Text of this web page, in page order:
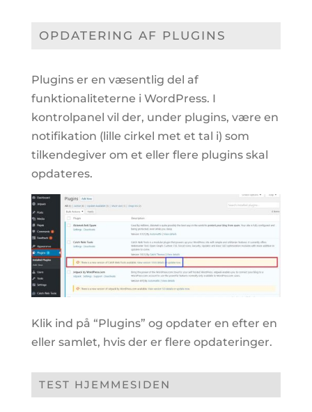
OPDATERING AF PLUGINS
Plugins er en væsentlig del af
funktionaliteterne i WordPress. I
kontrolpanel vil der, under plugins, være en
notifikation (lille cirkel met et tal i) som
tilkendegiver om et eller flere plugins skal
opdateres.
Klik ind på “Plugins” og opdater en efter en
eller samlet, hvis der er flere opdateringer.
TEST HJEMMESIDEN